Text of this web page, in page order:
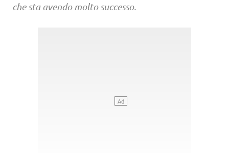
che sta avendo molto successo.